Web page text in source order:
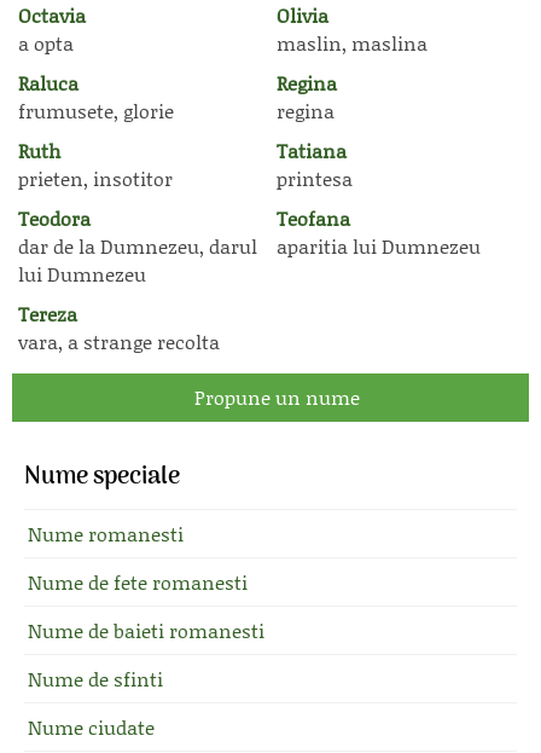
Octavia
a opta
Olivia
maslin, maslina
Raluca
frumusete, glorie
Regina
regina
Ruth
prieten, insotitor
Tatiana
printesa
Teodora
dar de la Dumnezeu, darul
lui Dumnezeu
Teofana
aparitia lui Dumnezeu
Tereza
vara, a strange recolta
Propune un nume
Nume speciale
Nume romanesti
Nume de fete romanesti
Nume de baieti romanesti
Nume de sfinti
Nume ciudate